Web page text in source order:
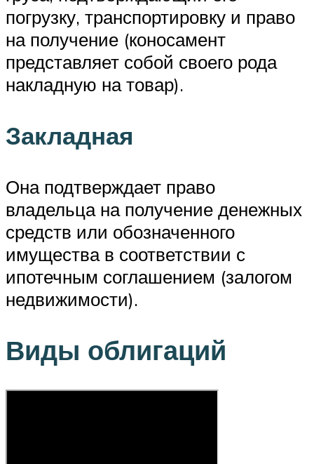
погрузку, транспортировку и право
на получение (коносамент
представляет собой своего рода
накладную на товар).
Закладная
Она подтверждает право
владельца на получение денежных
средств или обозначенного
имущества в соответствии с
ипотечным соглашением (залогом
недвижимости).
Виды облигаций